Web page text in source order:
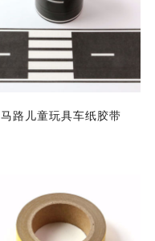
马路儿童玩具车纸胶带